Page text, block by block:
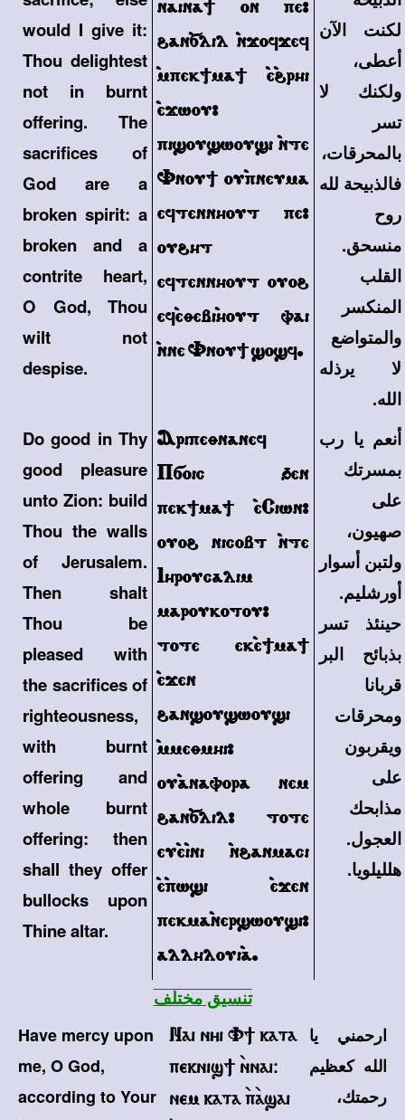
would I give it:
Thou delightest
not in burnt
offering. The
sacrifices of
God are a
broken spirit: a
broken and a
contrite heart,
O God, Thou
wilt not
despise.
naina; on pe>
\an`slil `njofjef
`mpek;ma; `e`\rhi
`ejwou>
pi]ou]wou]i `nte
Vnou; ou`pneuma
eftennhout pe>
ou\ht
eftennhout ouo\
ef`eqebi`hout vai
`nne Vnou; ]o]f.
لكنت الآن
أعطى،
ولكنك لا
تسر
بالمحرقات،
فالذبيحة لله
روح
منسحق.
القلب
المنكسر
والمتواضع
لا يرذله
الله.
Do good in Thy
good pleasure
unto Zion: build
Thou the walls
of Jerusalem.
Then shalt
Thou be
pleased with
the sacrifices of
righteousness,
with burnt
offering and
whole burnt
offering: then
shall they offer
bullocks upon
Thine altar.
Aripeqnanef
Psoic 'en
pek;ma; `eCiwn>
ouo\ nicobt `nte
Ihroucalim
maroukotou>
tote ek`e;ma;
`ejen
\an]ou]wou]i
`mmeqmhi>
ou`anavora nem
\an`slil> tote
eu`e`ini `n\anmaci
`e`pw]i `ejen
pekma`ner]wou]i>
allhloui`a.
أنعم يا رب
بمسرتك
على
صهيون،
ولتبن أسوار
أورشليم.
حينئذ تسر
بذبائح البر
قربانا
ومحرقات
ويقربون
على
مذابحك
العجول.
هلليلويا.
تنسيق مختلف
Have mercy upon
me, O God,
according to Your
Nai nyi V] kata
peknis] `nnai@
nem kata `p`asai
ارحمني يا
الله كعظيم
رحمتك،